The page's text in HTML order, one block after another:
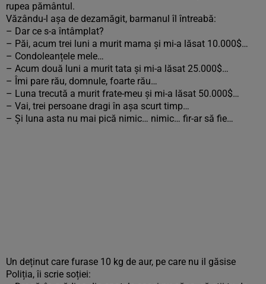
rupea pământul.
Văzându-l așa de dezamăgit, barmanul îl întreabă:
– Dar ce s-a întâmplat?
– Păi, acum trei luni a murit mama și mi-a lăsat 10.000$…
– Condoleanțele mele…
– Acum două luni a murit tata și mi-a lăsat 25.000$…
– Îmi pare rău, domnule, foarte rău…
– Luna trecută a murit frate-meu și mi-a lăsat 50.000$…
– Vai, trei persoane dragi în așa scurt timp…
– Și luna asta nu mai pică nimic… nimic… fir-ar să fie…
Un deținut care furase 10 kg de aur, pe care nu il găsise
Poliția, îi scrie soției: